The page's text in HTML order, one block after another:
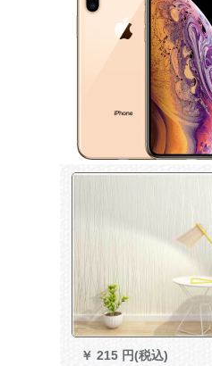
￥ 215 円(税込)